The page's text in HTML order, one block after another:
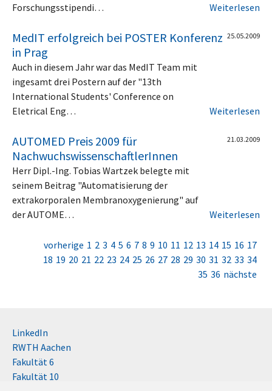
Forschungsstipendi…
Weiterlesen
MedIT erfolgreich bei POSTER Konferenz
in Prag
25.05.2009
Auch in diesem Jahr war das MedIT Team mit
ingesamt drei Postern auf der "13th
International Students' Conference on
Eletrical Eng…
Weiterlesen
AUTOMED Preis 2009 für
NachwuchswissenschaftlerInnen
21.03.2009
Herr Dipl.-Ing. Tobias Wartzek belegte mit
seinem Beitrag "Automatisierung der
extrakorporalen Membranoxygenierung" auf
der AUTOME…
Weiterlesen
vorherige 1 2 3 4 5 6 7 8 9 10 11 12 13 14 15 16 17
18 19 20 21 22 23 24 25 26 27 28 29 30 31 32 33 34
35 36 nächste
LinkedIn
RWTH Aachen
Fakultät 6
Fakultät 10